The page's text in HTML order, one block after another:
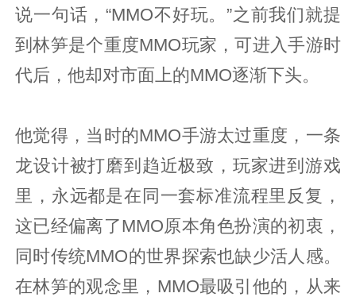
说一句话，“MMO不好玩。”之前我们就提
到林笋是个重度MMO玩家，可进入手游时
代后，他却对市面上的MMO逐渐下头。
他觉得，当时的MMO手游太过重度，一条
龙设计被打磨到趋近极致，玩家进到游戏
里，永远都是在同一套标准流程里反复，
这已经偏离了MMO原本角色扮演的初衷，
同时传统MMO的世界探索也缺少活人感。
在林笋的观念里，MMO最吸引他的，从来